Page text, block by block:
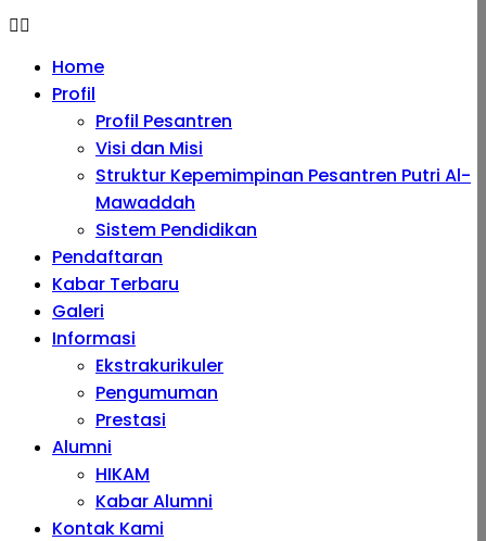
Home
Profil
Profil Pesantren
Visi dan Misi
Struktur Kepemimpinan Pesantren Putri Al-
Mawaddah
Sistem Pendidikan
Pendaftaran
Kabar Terbaru
Galeri
Informasi
Ekstrakurikuler
Pengumuman
Prestasi
Alumni
HIKAM
Kabar Alumni
Kontak Kami